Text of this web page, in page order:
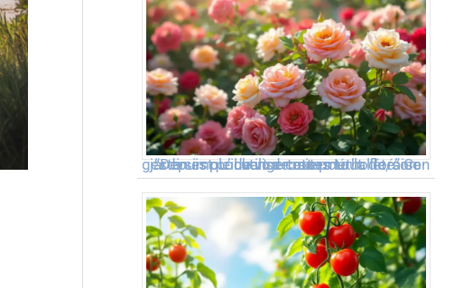
“Depuis qu’il utilise cette méthode, son jardin est couvert de roses tout l’été” Ce geste simple change tout pour la floraison de vos rosiers !